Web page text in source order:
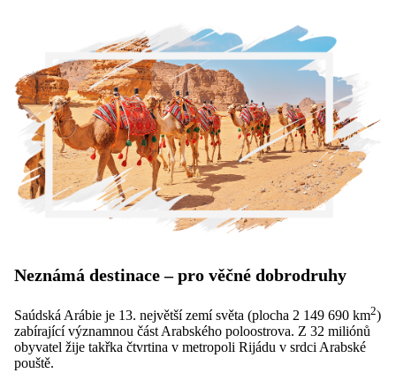
Neznámá destinace – pro věčné dobrodruhy
Saúdská Arábie je 13. největší zemí světa (plocha 2 149 690 km2)
zabírající významnou část Arabského poloostrova. Z 32 miliónů
obyvatel žije takřka čtvrtina v metropoli Rijádu v srdci Arabské
pouště.